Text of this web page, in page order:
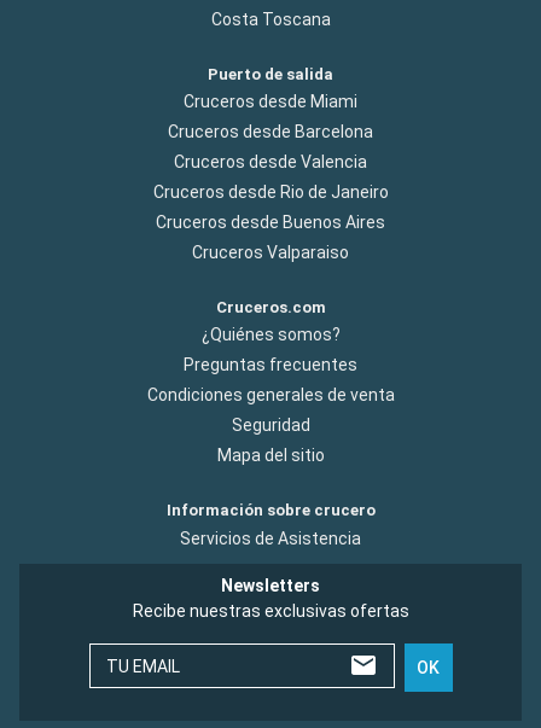
Costa Toscana
Puerto de salida
Cruceros desde Miami
Cruceros desde Barcelona
Cruceros desde Valencia
Cruceros desde Rio de Janeiro
Cruceros desde Buenos Aires
Cruceros Valparaiso
Cruceros.com
¿Quiénes somos?
Preguntas frecuentes
Condiciones generales de venta
Seguridad
Mapa del sitio
Información sobre crucero
Servicios de Asistencia
Newsletters
Recibe nuestras exclusivas ofertas
TU EMAIL OK